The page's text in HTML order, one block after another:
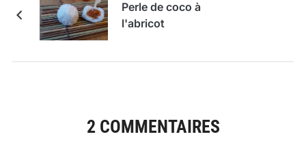
Perle de coco à
l'abricot
2 COMMENTAIRES